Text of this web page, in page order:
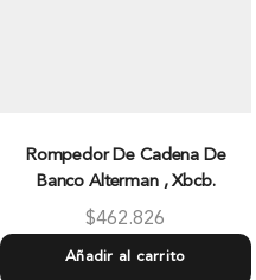
Rompedor De Cadena De
Banco Alterman , Xbcb.
$462.826
Añadir al carrito